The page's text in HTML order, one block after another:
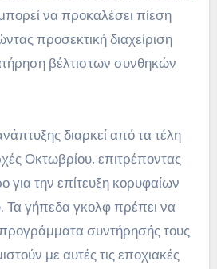
να προκαλέσει πίεση
προσεκτική διαχείριση
βέλτιστων συνθηκών
διαρκεί από τα τέλη
Οκτωβρίου, επιτρέποντας
για την επίτευξη κορυφαίων
γήπεδα γκολφ πρέπει να
συντήρησής τους
με αυτές τις εποχιακές